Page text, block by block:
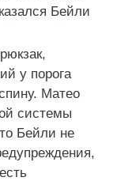
Бейли
у порога
Матео
системы
Бейли не